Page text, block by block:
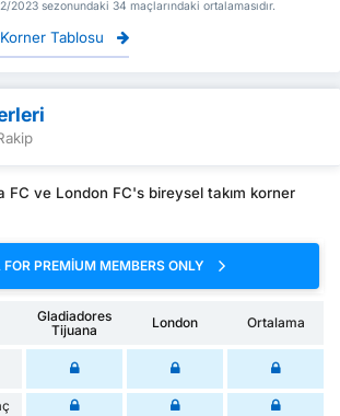
2023 sezonundaki 34 maçlarındaki ortalamasıdır.
Tablosu
FC ve London FC's bireysel takım korner
FOR PREMIUM MEMBERS ONLY
Gladiadores
Tijuana
London Ortalama